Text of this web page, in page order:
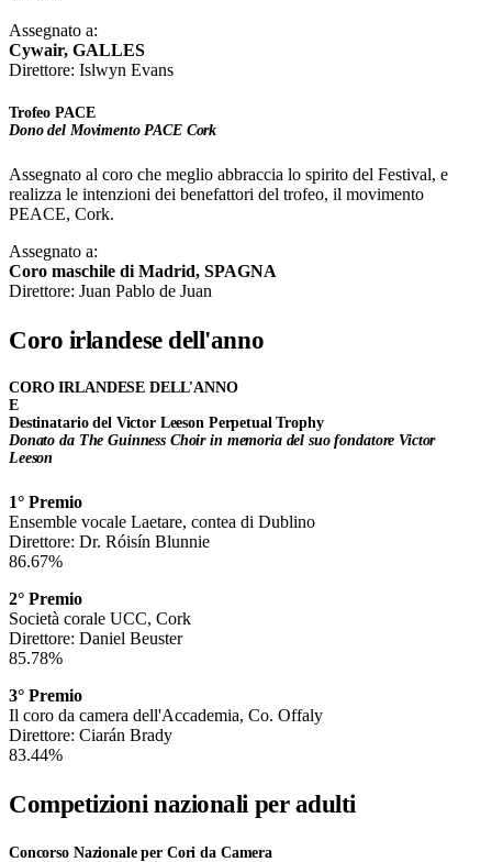
Assegnato a:
Cywair, GALLES
Direttore: Islwyn Evans
Trofeo PACE
Dono del Movimento PACE Cork
Assegnato al coro che meglio abbraccia lo spirito del Festival, e
realizza le intenzioni dei benefattori del trofeo, il movimento
PEACE, Cork.
Assegnato a:
Coro maschile di Madrid, SPAGNA
Direttore: Juan Pablo de Juan
Coro irlandese dell'anno
CORO IRLANDESE DELL'ANNO
E
Destinatario del Victor Leeson Perpetual Trophy
Donato da The Guinness Choir in memoria del suo fondatore Victor
Leeson
1° Premio
Ensemble vocale Laetare, contea di Dublino
Direttore: Dr. Róisín Blunnie
86.67%
2° Premio
Società corale UCC, Cork
Direttore: Daniel Beuster
85.78%
3° Premio
Il coro da camera dell'Accademia, Co. Offaly
Direttore: Ciarán Brady
83.44%
Competizioni nazionali per adulti
Concorso Nazionale per Cori da Camera